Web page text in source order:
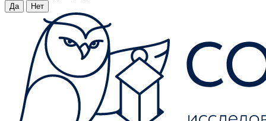
Да Нет